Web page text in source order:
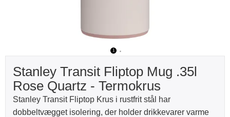
1
Stanley Transit Fliptop Mug .35l
Rose Quartz - Termokrus
Stanley Transit Fliptop Krus i rustfrit stål har
dobbeltvægget isolering, der holder drikkevarer varme